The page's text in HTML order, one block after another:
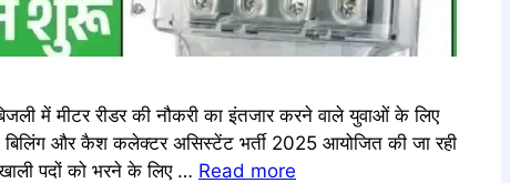
में मीटर रीडर की नौकरी का इंतजार करने वाले युवाओं के लिए
बिलिंग और कैश कलेक्टर असिस्टेंट भर्ती 2025 आयोजित की जा रही
पदों को भरने के लिए … Read more